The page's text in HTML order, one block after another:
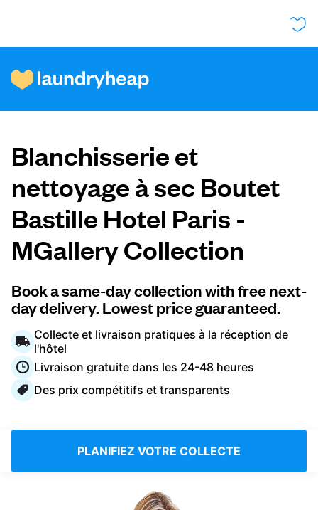
Comment ça fonctionne
Prix et services
À propos de nous
Pour les entreprises
Connectez-vous
Téléchargez notre application mobile
Suivez-nous
Blanchisserie et
nettoyage à sec Boutet
Bastille Hotel Paris -
MGallery Collection
Book a same-day collection with free next-
day delivery. Lowest price guaranteed.
Collecte et livraison pratiques à la réception de
l'hôtel
Livraison gratuite dans les 24-48 heures
Des prix compétitifs et transparents
PLANIFIEZ VOTRE COLLECTE